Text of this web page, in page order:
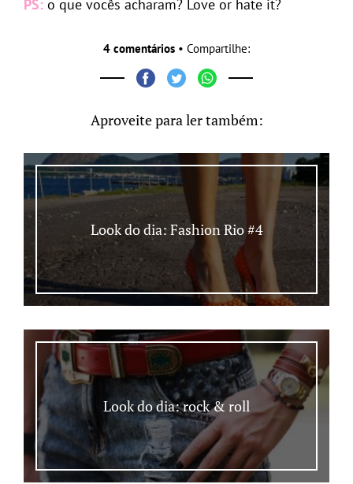
PS: o que vocês acharam? Love or hate it?
4 comentários • Compartilhe:
Aproveite para ler também:
Look do dia: Fashion Rio #4
Look do dia: rock & roll